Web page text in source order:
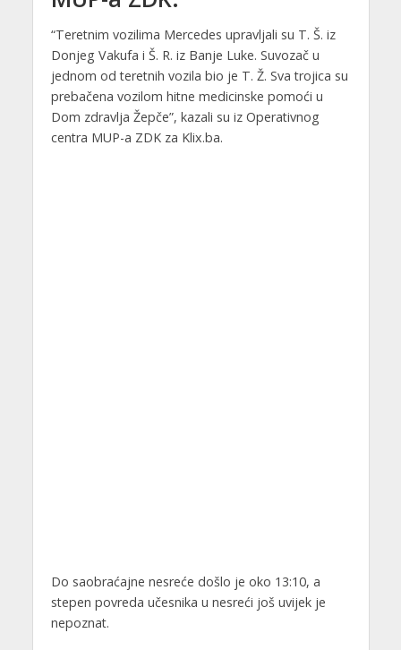
“Teretnim vozilima Mercedes upravljali su T. Š. iz
Donjeg Vakufa i Š. R. iz Banje Luke. Suvozač u
jednom od teretnih vozila bio je T. Ž. Sva trojica su
prebačena vozilom hitne medicinske pomoći u
Dom zdravlja Žepče”, kazali su iz Operativnog
centra MUP-a ZDK za Klix.ba.
Do saobraćajne nesreće došlo je oko 13:10, a
stepen povreda učesnika u nesreći još uvijek je
nepoznat.